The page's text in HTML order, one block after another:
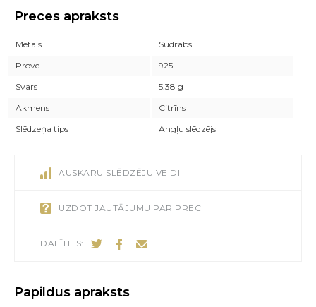
Preces apraksts
Metāls
Sudrabs
Prove
925
Svars
5.38 g
Akmens
Citrīns
Slēdzeņa tips
Angļu slēdzējs
AUSKARU SLĒDZĒJU VEIDI
UZDOT JAUTĀJUMU PAR PRECI
DALĪTIES:
Papildus apraksts